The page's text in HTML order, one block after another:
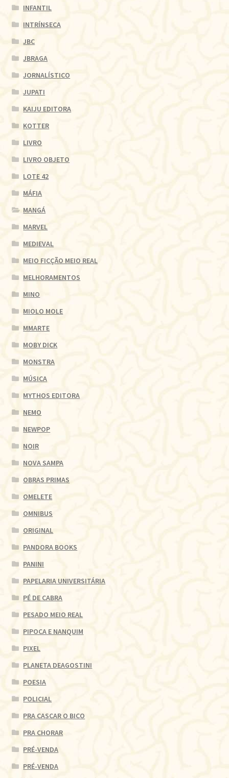
INFANTIL
INTRÍNSECA
JBC
JBRAGA
JORNALÍSTICO
JUPATI
KAIJU EDITORA
KOTTER
LIVRO
LIVRO OBJETO
LOTE 42
MÁFIA
MANGÁ
MARVEL
MEDIEVAL
MEIO FICÇÃO MEIO REAL
MELHORAMENTOS
MINO
MIOLO MOLE
MMARTE
MOBY DICK
MONSTRA
MÚSICA
MYTHOS EDITORA
NEMO
NEWPOP
NOIR
NOVA SAMPA
OBRAS PRIMAS
OMELETE
OMNIBUS
ORIGINAL
PANDORA BOOKS
PANINI
PAPELARIA UNIVERSITÁRIA
PÉ DE CABRA
PESADO MEIO REAL
PIPOCA E NANQUIM
PIXEL
PLANETA DEAGOSTINI
POESIA
POLICIAL
PRA CASCAR O BICO
PRA CHORAR
PRÉ-VENDA
PRÉ-VENDA